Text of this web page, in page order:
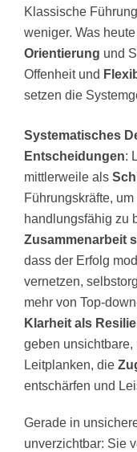
Klassische
weniger. Was
Orientierung und
Offenheit und
setzen die
Systematisches
Entscheidungen:
mittlerweile als
Führungskräfte,
handlungsfähig zu
Zusammenarbeit
dass der Erfolg
vernetzen,
mehr von Top-
Klarheit als
geben
Leitplanken, die
entschärfen und
Gerade in
unverzichtbar: Sie